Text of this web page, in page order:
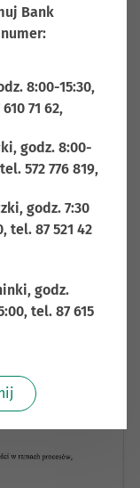
Bank
8:00-15:30,
71 62,
godz. 8:00-
572 776 819,
godz. 7:30
tel. 87 521 42
godz.
tel. 87 615